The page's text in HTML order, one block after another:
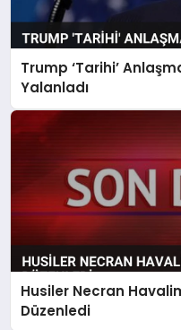
Trump ‘Tarihi’
Yalanladı
Husiler Necran
Düzenledi